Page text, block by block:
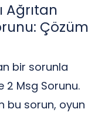
Ağrıtan
Çözüm
bir sorunla
2 Msg Sorunu.
bu sorun, oyun